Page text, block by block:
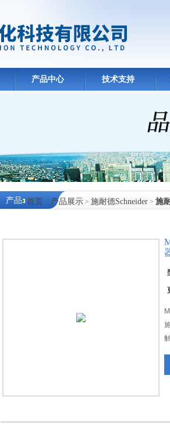
产品中心 技术支持
首页 > 产品展示 > 施耐德Schneider > 施
产品